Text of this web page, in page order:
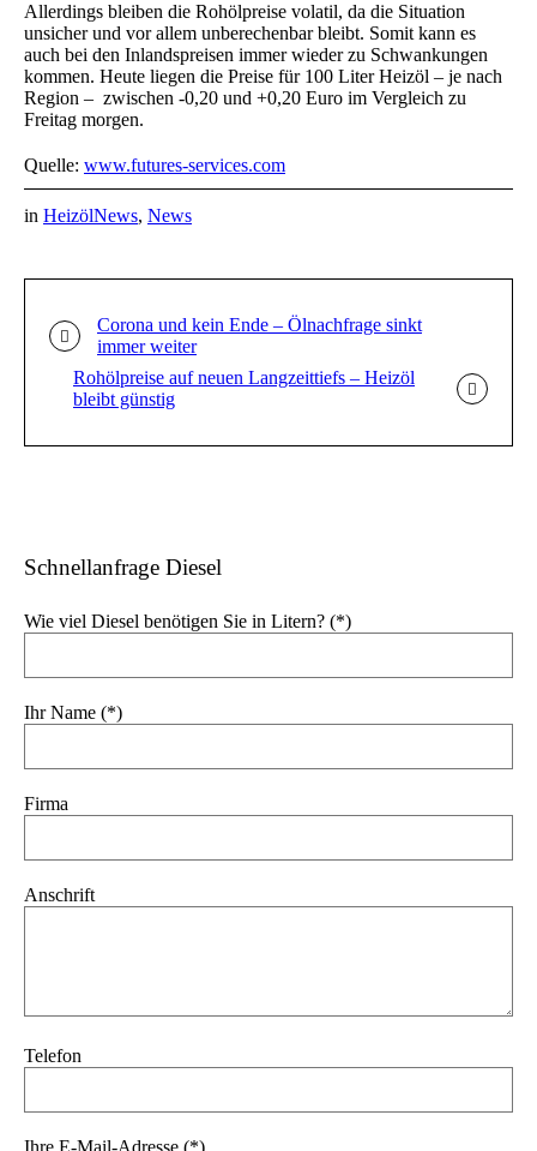
Allerdings bleiben die Rohölpreise volatil, da die Situation
unsicher und vor allem unberechenbar bleibt. Somit kann es
auch bei den Inlandspreisen immer wieder zu Schwankungen
kommen. Heute liegen die Preise für 100 Liter Heizöl – je nach
Region – zwischen -0,20 und +0,20 Euro im Vergleich zu
Freitag morgen.
Quelle: www.futures-services.com
in HeizölNews, News
Corona und kein Ende – Ölnachfrage sinkt
immer weiter
Rohölpreise auf neuen Langzeittiefs – Heizöl
bleibt günstig
Schnellanfrage Diesel
Wie viel Diesel benötigen Sie in Litern? (*)
Ihr Name (*)
Firma
Anschrift
Telefon